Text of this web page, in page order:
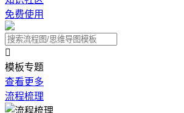
免费使用

模板专题
查看更多
流程梳理